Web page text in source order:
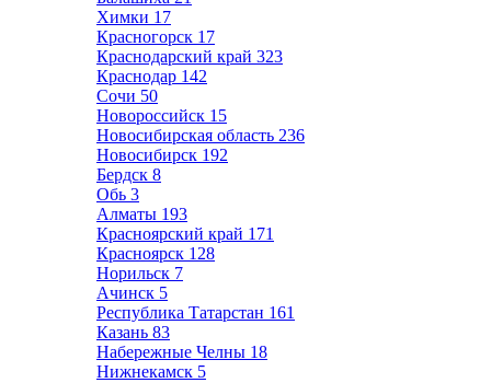
Химки 17
Красногорск 17
Краснодарский край 323
Краснодар 142
Сочи 50
Новороссийск 15
Новосибирская область 236
Новосибирск 192
Бердск 8
Обь 3
Алматы 193
Красноярский край 171
Красноярск 128
Норильск 7
Ачинск 5
Республика Татарстан 161
Казань 83
Набережные Челны 18
Нижнекамск 5